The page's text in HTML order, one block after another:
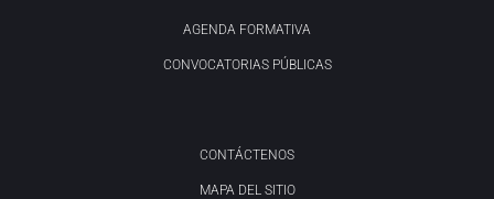
AGENDA FORMATIVA
CONVOCATORIAS PÚBLICAS
CONTÁCTENOS
MAPA DEL SITIO